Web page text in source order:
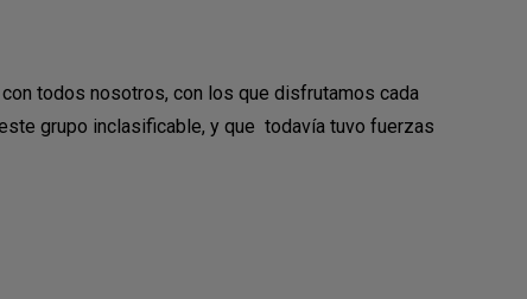
todos nosotros, con los que disfrutamos cada
grupo inclasificable, y que todavía tuvo fuerzas